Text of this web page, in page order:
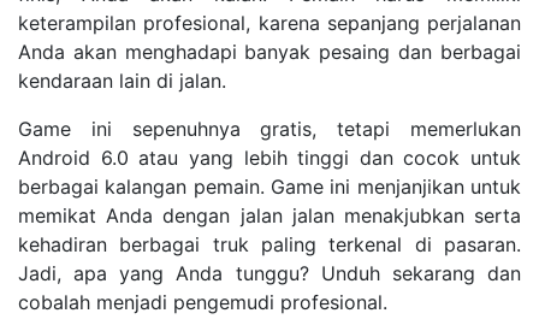
keterampilan profesional, karena sepanjang perjalanan
Anda akan menghadapi banyak pesaing dan berbagai
kendaraan lain di jalan.
Game ini sepenuhnya gratis, tetapi memerlukan
Android 6.0 atau yang lebih tinggi dan cocok untuk
berbagai kalangan pemain. Game ini menjanjikan untuk
memikat Anda dengan jalan jalan menakjubkan serta
kehadiran berbagai truk paling terkenal di pasaran.
Jadi, apa yang Anda tunggu? Unduh sekarang dan
cobalah menjadi pengemudi profesional.